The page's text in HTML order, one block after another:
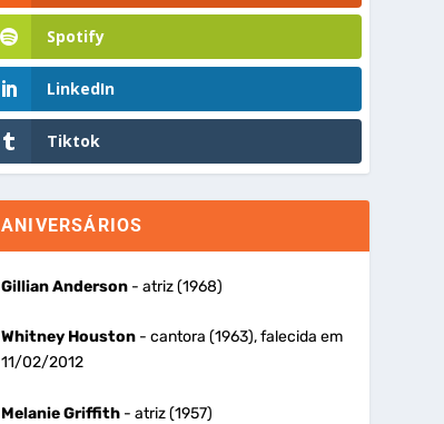
Spotify
LinkedIn
Tiktok
ANIVERSÁRIOS
Gillian Anderson- atriz (1968)
Whitney Houston- cantora (1963), falecida em
11/02/2012
Melanie Griffith- atriz (1957)